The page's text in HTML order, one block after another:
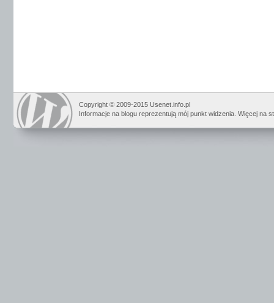
Copyright © 2009-2015 Usenet.info.pl
Informacje na blogu reprezentują mój punkt widzenia. Więcej na